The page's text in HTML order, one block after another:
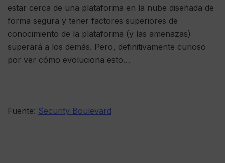
estar cerca de una plataforma en la nube diseñada de
forma segura y tener factores superiores de
conocimiento de la plataforma (y las amenazas)
superará a los demás. Pero, definitivamente curioso
por ver cómo evoluciona esto…
Fuente: Security Boulevard